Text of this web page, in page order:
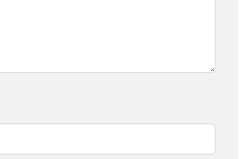
phổ biến
Tôn Thép MTP được gia công